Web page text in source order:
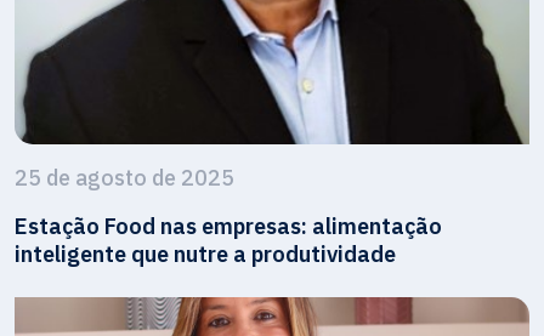
25 de agosto de 2025
Estação Food nas empresas: alimentação
inteligente que nutre a produtividade